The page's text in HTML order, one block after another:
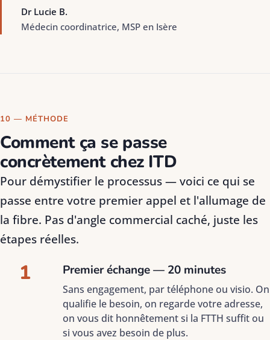
Dr Lucie B.
Médecin coordinatrice, MSP en Isère
10 — MÉTHODE
Comment ça se passe
concrètement chez ITD
Pour démystifier le processus — voici ce qui se
passe entre votre premier appel et l'allumage de
la fibre. Pas d'angle commercial caché, juste les
étapes réelles.
1 Premier échange — 20 minutes
Sans engagement, par téléphone ou visio. On
qualifie le besoin, on regarde votre adresse,
on vous dit honnêtement si la FTTH suffit ou
si vous avez besoin de plus.